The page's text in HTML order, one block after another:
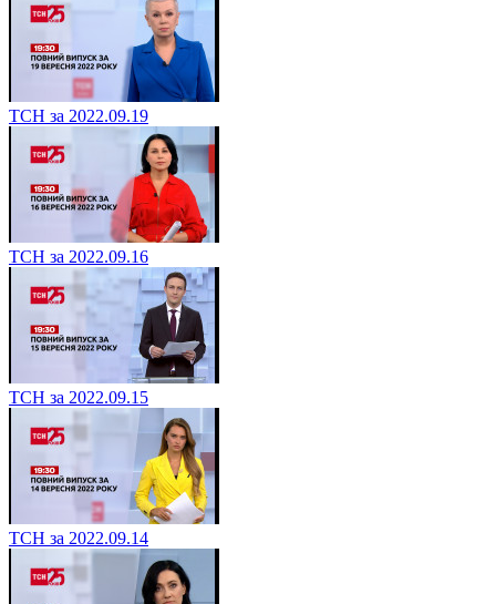
ТСН за 2022.09.19
ТСН за 2022.09.16
ТСН за 2022.09.15
ТСН за 2022.09.14